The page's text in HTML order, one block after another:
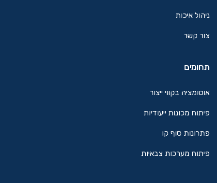
ניהול איכות
צור קשר
תחומים
אוטומציה בקווי ייצור
פיתוח מכונות ייעודיות
פתרונות סוף קו
פיתוח מערכות צבאיות